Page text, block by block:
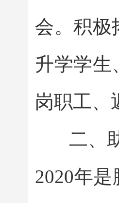
会。积极
升学学生
岗职工、
二、助
2020年